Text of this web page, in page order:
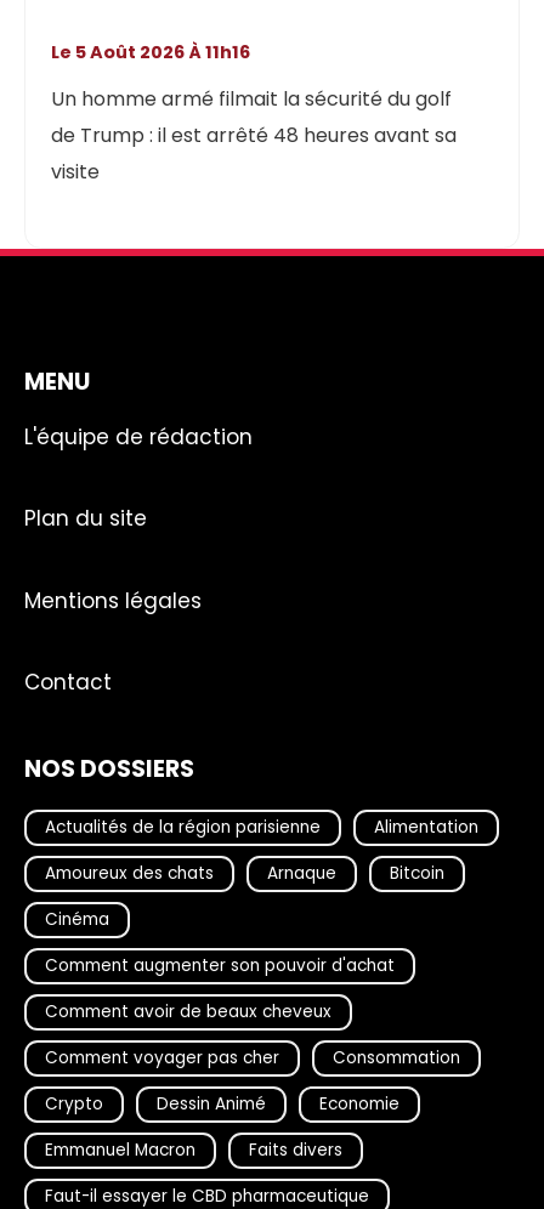
Un homme armé filmait la sécurité du golf
de Trump : il est arrêté 48 heures avant sa
visite
Le 5 Août 2026 À 11h16
MENU
L'équipe de rédaction
Plan du site
Mentions légales
Contact
NOS DOSSIERS
Actualités de la région parisienne
Alimentation
Amoureux des chats
Arnaque
Bitcoin
Cinéma
Comment augmenter son pouvoir d'achat
Comment avoir de beaux cheveux
Comment voyager pas cher
Consommation
Crypto
Dessin Animé
Economie
Emmanuel Macron
Faits divers
Faut-il essayer le CBD pharmaceutique